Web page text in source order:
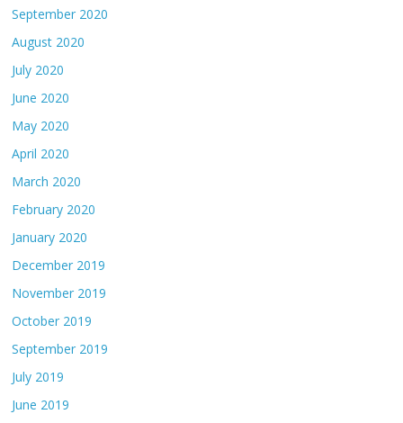
September 2020
August 2020
July 2020
June 2020
May 2020
April 2020
March 2020
February 2020
January 2020
December 2019
November 2019
October 2019
September 2019
July 2019
June 2019